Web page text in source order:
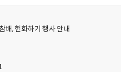
배, 헌화하기 행사 안내